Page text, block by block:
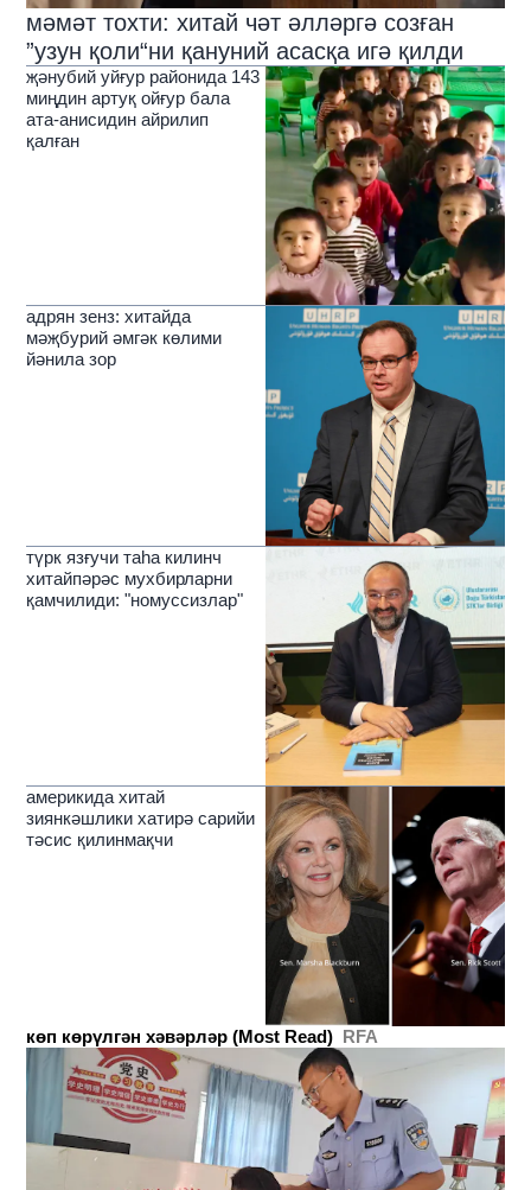
мәмәт тохти: хитай чәт әлләргә созған
”узун қоли“ни қануний асасқа игә қилди
җәнубий уйғур районида 143
миңдин артуқ ойғур бала
ата-анисидин айрилип
қалған
адрян зенз: хитайда
мәҗбурий әмгәк көлими
йәнила зор
түрк язғучи таһа килинч
хитайпәрәс мухбирларни
қамчилиди: "номуссизлар"
америкида хитай
зиянкәшлики хатирә сарийи
тәсис қилинмақчи
көп көрүлгән хәвәрләр (Most Read) RFA